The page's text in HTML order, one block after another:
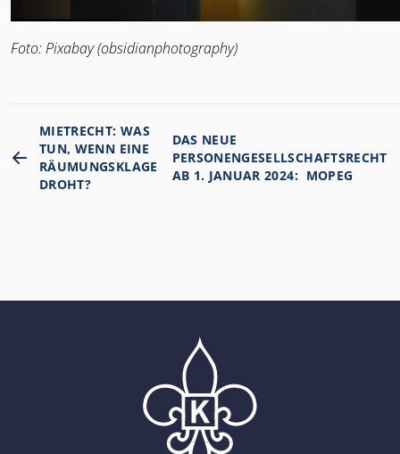
Foto: Pixabay (obsidianphotography)
MIETRECHT: WAS
TUN, WENN EINE
RÄUMUNGSKLAGE
DROHT?
DAS NEUE
PERSONENGESELLSCHAFTSRECHT
AB 1. JANUAR 2024: MOPEG
Home